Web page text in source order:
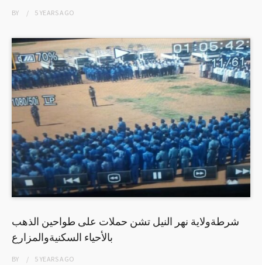
BY 5 YEARSAGO
شرطةولاية نهر النيل تشن حملات على طواحين الذهب
بالأحياء السكنيةوالمزارع
BY 5 YEARSAGO